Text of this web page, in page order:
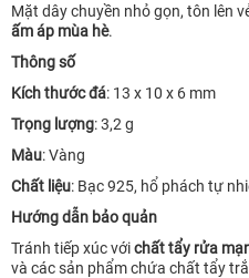
Mặt dây chuyền nhỏ gọn, tôn lên
ấm áp mùa hè.
Thông số
Kích thước đá: 13 x 10 x 6 mm
Trọng lượng: 3,2 g
Màu: Vàng
Chất liệu: Bạc 925, hổ phách tự
Hướng dẫn bảo quản
Tránh tiếp xúc vớichất tẩy rửa
và các sản phẩm chứa chất tẩy